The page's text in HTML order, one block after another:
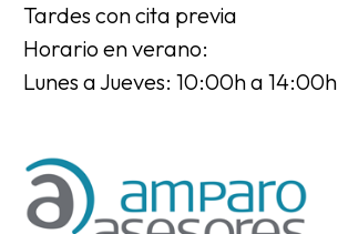
Tardes con cita previa
Horario en verano:
Lunes a Jueves: 10:00h a 14:00h